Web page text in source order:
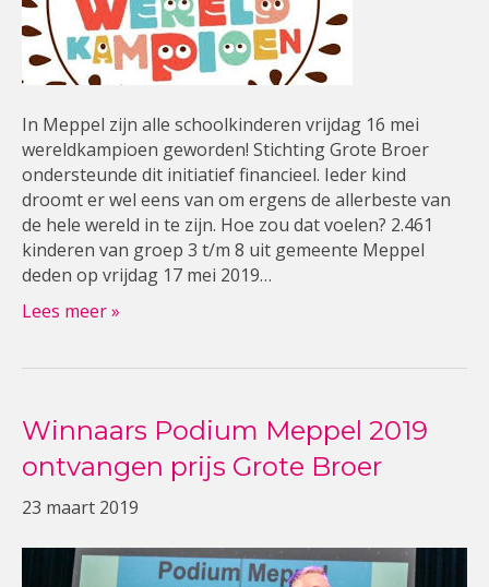
In Meppel zijn alle schoolkinderen vrijdag 16 mei
wereldkampioen geworden! Stichting Grote Broer
ondersteunde dit initiatief financieel. Ieder kind
droomt er wel eens van om ergens de allerbeste van
de hele wereld in te zijn. Hoe zou dat voelen? 2.461
kinderen van groep 3 t/m 8 uit gemeente Meppel
deden op vrijdag 17 mei 2019…
Lees meer »
Winnaars Podium Meppel 2019
ontvangen prijs Grote Broer
23 maart 2019